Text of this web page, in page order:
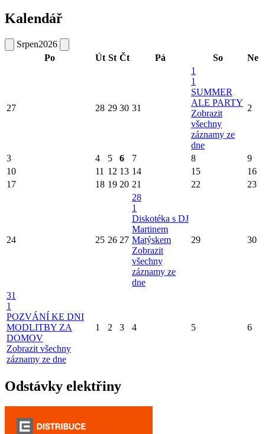
Kalendář
Srpen2026
Po
Út St Čt Pá So Ne
27 28 29 30 31
1
1
SUMMER
ALE PARTY
Zobrazit
všechny
záznamy ze
dne
2
3 4 5 6 7 8
9
10
11 12 13 14 15
16
17
18 19 20 21 22 23
24 25 26 27
28
1
Diskotéka s DJ
Martinem
Matýskem
Zobrazit
všechny
záznamy ze
dne
29 30
31
1
POZVÁNÍ KE DNI
MODLITBY ZA
DOMOV
Zobrazit všechny
záznamy ze dne
1 2 3 4 5 6
Odstávky elektřiny